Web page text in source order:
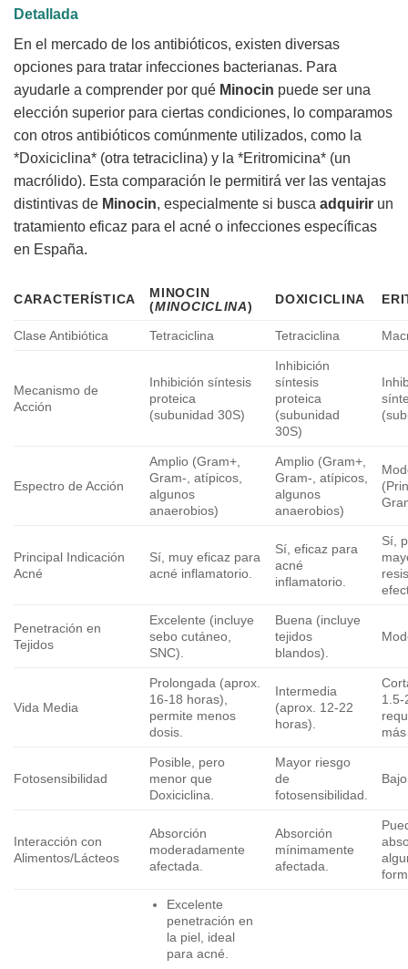
Detallada
En el mercado de los antibióticos, existen diversas
opciones para tratar infecciones bacterianas. Para
ayudarle a comprender por qué Minocin puede ser una
elección superior para ciertas condiciones, lo comparamos
con otros antibióticos comúnmente utilizados, como la
*Doxiciclina* (otra tetraciclina) y la *Eritromicina* (un
macrólido). Esta comparación le permitirá ver las ventajas
distintivas de Minocin, especialmente si busca adquirir un
tratamiento eficaz para el acné o infecciones específicas
en España.
CARACTERÍSTICA
MINOCIN
(MINOCICLINA) DOXICICLINA
Clase Antibiótica Tetraciclina Tetraciclina
Mecanismo de
Acción
Inhibición síntesis
proteica
(subunidad 30S)
Inhibición
síntesis
proteica
(subunidad
30S)
Espectro de Acción
Amplio (Gram+,
Gram-, atípicos,
algunos
anaerobios)
Amplio (Gram+,
Gram-, atípicos,
algunos
anaerobios)
Principal Indicación
Acné
Sí, muy eficaz para
acné inflamatorio.
Sí, eficaz para
acné
inflamatorio.
Sí,
Penetración en
Tejidos
Excelente (incluye
sebo cutáneo,
SNC).
Buena (incluye
tejidos
blandos).
Vida Media
Prolongada (aprox.
16-18 horas),
permite menos
dosis.
Intermedia
(aprox. 12-22
horas).
1.5-
Fotosensibilidad
Posible, pero
menor que
Doxiciclina.
Mayor riesgo
de
fotosensibilidad.
Interacción con
Alimentos/Lácteos
Absorción
moderadamente
afectada.
Absorción
mínimamente
afectada.
Excelente
penetración en
la piel, ideal
para acné.